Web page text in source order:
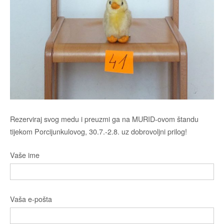
Rezerviraj svog medu i preuzmi ga na MURID-ovom štandu
tijekom Porcijunkulovog, 30.7.-2.8. uz dobrovoljni prilog!
Vaše ime
Vaša e-pošta